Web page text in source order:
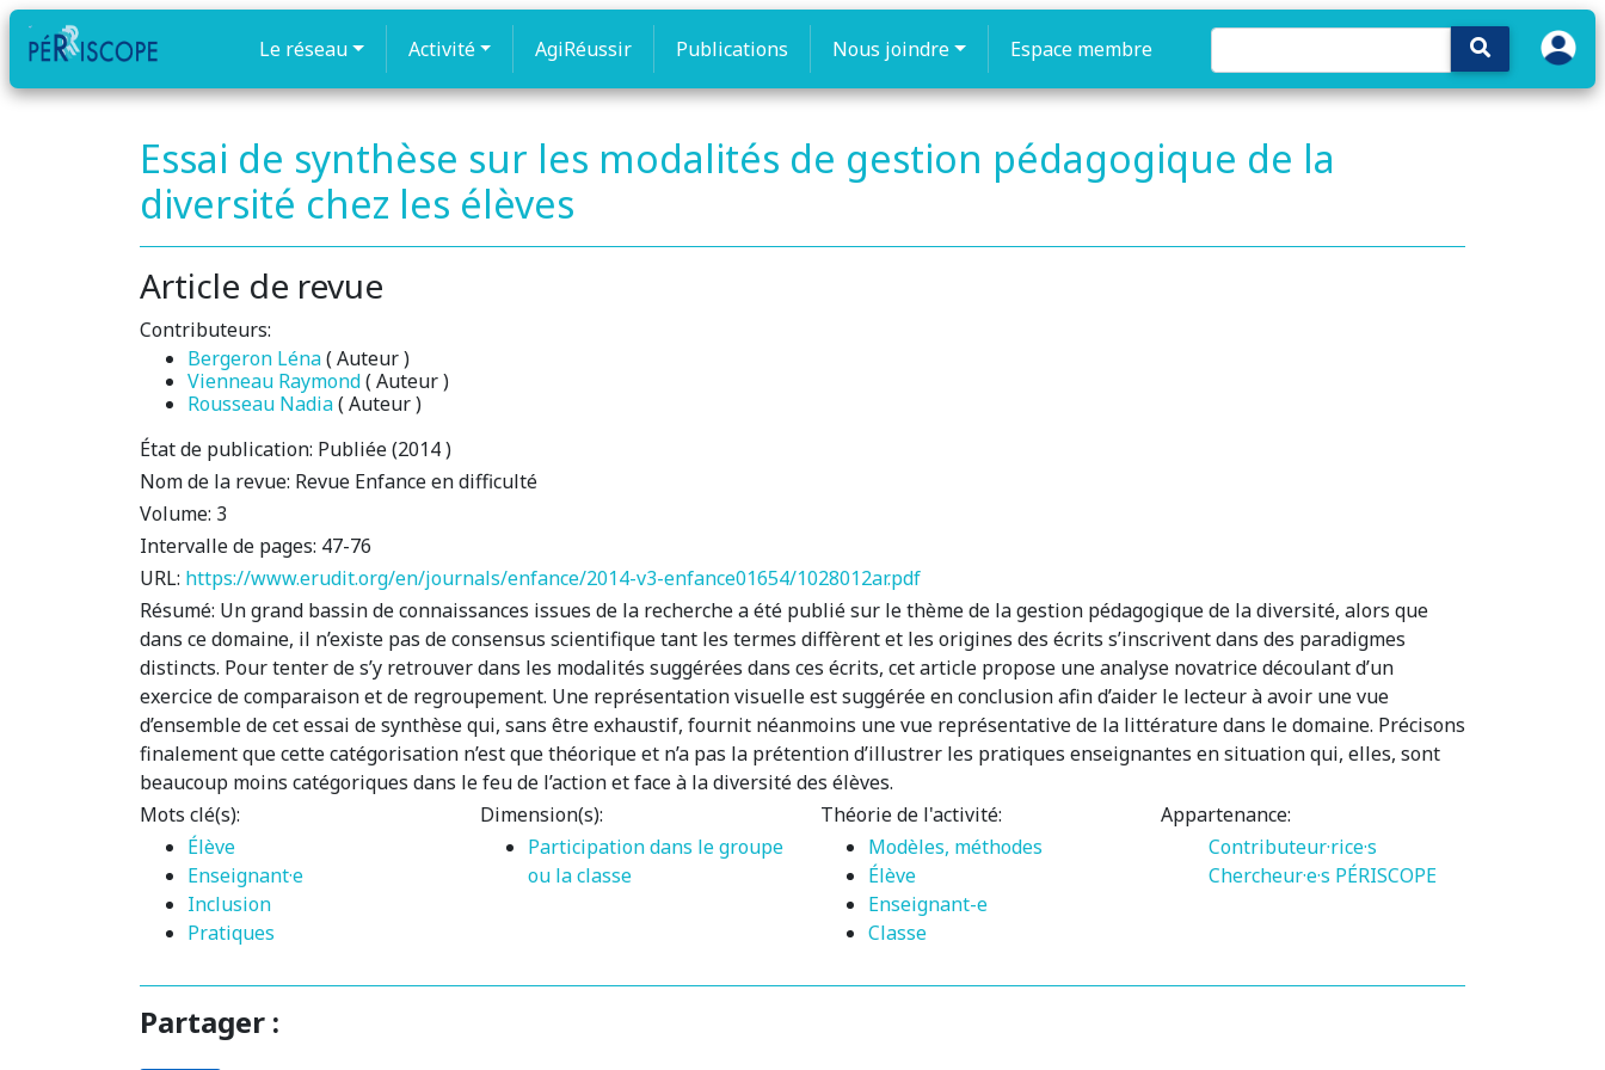
Le réseau Activité AgiRéussir Publications Nous joindre Espace membre
Essai de synthèse sur les modalités de gestion pédagogique de la
diversité chez les élèves
Article de revue
Contributeurs:
Bergeron Léna( Auteur )
Vienneau Raymond( Auteur )
Rousseau Nadia( Auteur )
État de publication: Publiée (2014 )
Nom de la revue: Revue Enfance en difficulté
Volume: 3
Intervalle de pages: 47-76
URL: https://www.erudit.org/en/journals/enfance/2014-v3-enfance01654/1028012ar.pdf
Résumé: Un grand bassin de connaissances issues de la recherche a été publié sur le thème de la gestion pédagogique de la diversité, alors que
dans ce domaine, il n’existe pas de consensus scientifique tant les termes diffèrent et les origines des écrits s’inscrivent dans des paradigmes
distincts. Pour tenter de s’y retrouver dans les modalités suggérées dans ces écrits, cet article propose une analyse novatrice découlant d’un
exercice de comparaison et de regroupement. Une représentation visuelle est suggérée en conclusion afin d’aider le lecteur à avoir une vue
d’ensemble de cet essai de synthèse qui, sans être exhaustif, fournit néanmoins une vue représentative de la littérature dans le domaine. Précisons
finalement que cette catégorisation n’est que théorique et n’a pas la prétention d’illustrer les pratiques enseignantes en situation qui, elles, sont
beaucoup moins catégoriques dans le feu de l’action et face à la diversité des élèves.
Mots clé(s):
Élève
Enseignant·e
Inclusion
Pratiques
Dimension(s):
Participation dans le groupe
ou la classe
Théorie de l'activité:
Modèles, méthodes
Élève
Enseignant-e
Classe
Appartenance:
Contributeur·rice·s
Chercheur·e·s PÉRISCOPE
Partager :